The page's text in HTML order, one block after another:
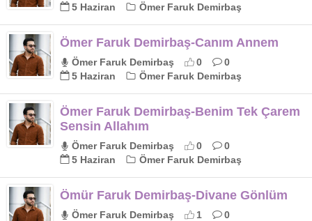
5 Haziran
Ömer Faruk Demirbaş
Ömer Faruk Demirbaş-Canım Annem
Ömer Faruk Demirbaş 0
0
5 Haziran
Ömer Faruk Demirbaş
Ömer Faruk Demirbaş-Benim Tek Çarem
Sensin Allahım
Ömer Faruk Demirbaş 0
0
5 Haziran
Ömer Faruk Demirbaş
Ömür Faruk Demirbaş-Divane Gönlüm
Ömer Faruk Demirbaş 1
0